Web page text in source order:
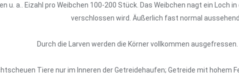
u. a.. Eizahl pro Weibchen 100-200 Stück. Das Weibchen nagt ein
verschlossen wird. Äußerlich fast normal
Durch die Larven werden die Körner vollkommen
Tiere nur im Inneren der Getreidehaufen; Getreide mit